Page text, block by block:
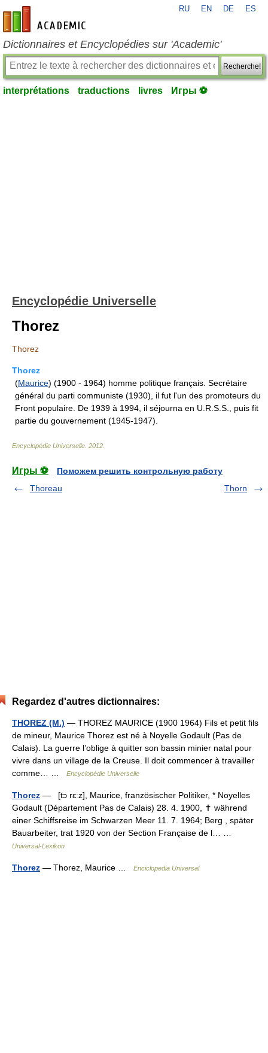
fr-academic.com
RU EN DE ES
Dictionnaires et Encyclopédies sur 'Academic'
Recherche!
interprétations traductions livres Игры ⚽
Encyclopédie Universelle
Thorez
Thorez
Thorez
(Maurice) (1900 - 1964) homme politique français. Secrétaire
général du parti communiste (1930), il fut l'un des promoteurs du
Front populaire. De 1939 à 1994, il séjourna en U.R.S.S., puis fit
partie du gouvernement (1945-1947).
Encyclopédie Universelle 2012
Игры ⚽
Поможем решить контрольную работу
Thoreau
Thorn
Regardez d'autres dictionnaires:
THOREZ (M.) — THOREZ MAURICE (1900 1964) Fils et petit fils
de mineur, Maurice Thorez est né à Noyelle Godault (Pas de
Calais). La guerre l’oblige à quitter son bassin minier natal pour
vivre dans un village de la Creuse. Il doit commencer à travailler
comme… …
Encyclopédie Universelle
Thorez — [tɔ rɛːz], Maurice, französischer Politiker, * Noyelles
Godault (Département Pas de Calais) 28. 4. 1900, ✝ während
einer Schiffsreise im Schwarzen Meer 11. 7. 1964; Berg , später
Bauarbeiter, trat 1920 von der Section Française de l… …
Universal-Lexikon
Thorez — Thorez, Maurice … Enciclopedia Universal